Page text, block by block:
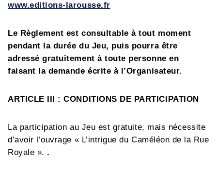
www.editions-larousse.fr
Le Règlement est consultable à tout moment
pendant la durée du Jeu, puis pourra être
adressé gratuitement à toute personne en
faisant la demande écrite à l’Organisateur.
ARTICLE III : CONDITIONS DE PARTICIPATION
La participation au Jeu est gratuite, mais nécessite
d’avoir l’ouvrage « L’intrigue du Caméléon de la Rue
Royale ». .